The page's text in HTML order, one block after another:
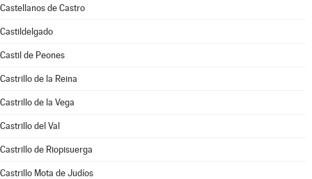
Castellanos de Castro
Castildelgado
Castil de Peones
Castrillo de la Reina
Castrillo de la Vega
Castrillo del Val
Castrillo de Riopisuerga
Castrillo Mota de Judíos